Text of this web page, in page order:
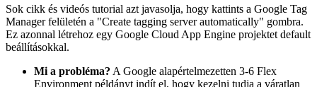
Sok cikk és videós tutorial azt javasolja, hogy kattints a Google Tag
Manager felületén a "Create tagging server automatically" gombra.
Ez azonnal létrehoz egy Google Cloud App Engine projektet default
beállításokkal.
Mi a probléma? A Google alapértelmezetten 3-6 Flex
Environment példányt indít el, hogy kezelni tudja a váratlan